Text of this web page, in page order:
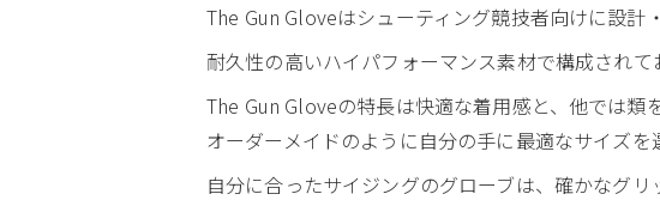
The Gun Gloveはシューティング競技者向けに設計
耐久性の高いハイパフォーマンス素材で構成されて
The Gun Gloveの特長は快適な着用感と、他では類
オーダーメイドのように自分の手に最適なサイズ
自分に合ったサイジングのグローブは、確かなグ